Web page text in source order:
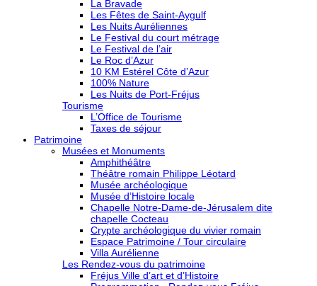
La Bravade
Les Fêtes de Saint-Aygulf
Les Nuits Auréliennes
Le Festival du court métrage
Le Festival de l’air
Le Roc d’Azur
10 KM Estérel Côte d’Azur
100% Nature
Les Nuits de Port-Fréjus
Tourisme
L’Office de Tourisme
Taxes de séjour
Patrimoine
Musées et Monuments
Amphithéâtre
Théâtre romain Philippe Léotard
Musée archéologique
Musée d’Histoire locale
Chapelle Notre-Dame-de-Jérusalem dite
chapelle Cocteau
Crypte archéologique du vivier romain
Espace Patrimoine / Tour circulaire
Villa Aurélienne
Les Rendez-vous du patrimoine
Fréjus Ville d’art et d’Histoire